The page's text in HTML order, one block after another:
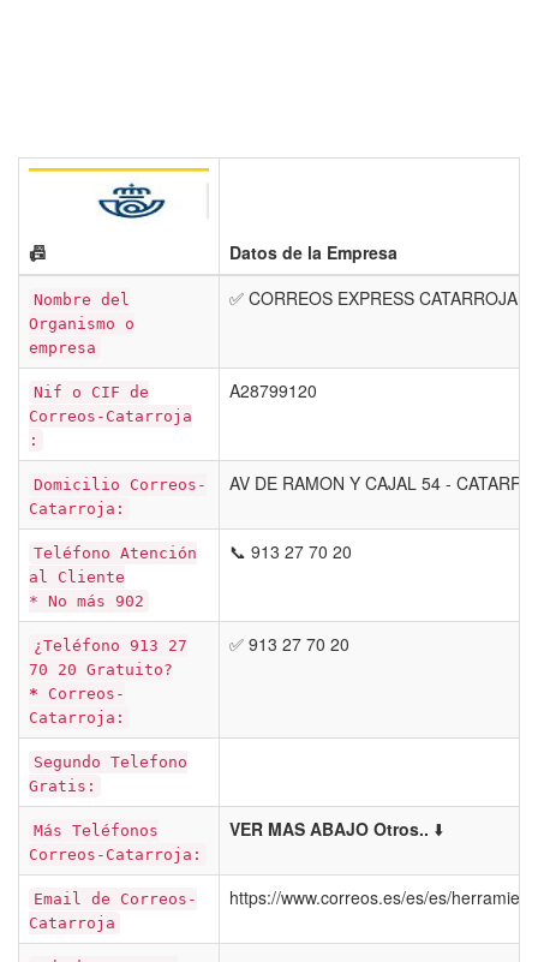
📠 Datos de la Empresa
Nombre del
Organismo o
empresa
✅ CORREOS EXPRESS CATARROJA
Nif o CIF de
Correos-Catarroja
:
A28799120
Domicilio Correos-
Catarroja:
AV DE RAMON Y CAJAL 54 -
Teléfono Atención
al Cliente
* No más 902
📞 913 27 70 20
¿Teléfono 913 27
70 20 Gratuito?
* Correos-
Catarroja:
✅ 913 27 70 20
Segundo Telefono
Gratis:
Más Teléfonos
Correos-Catarroja:
VER MAS ABAJO Otros.. ⬇️
Email de Correos-
Catarroja
https://www.correos.es/es/es/